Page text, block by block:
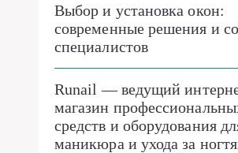
Выбор и установка окон:
современные решения и
специалистов
Runail — ведущий
магазин
средств и оборудования
маникюра и ухода за